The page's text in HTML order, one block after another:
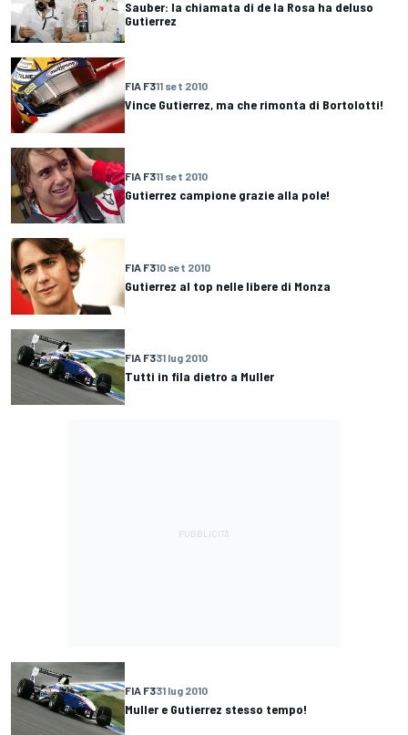
Sauber: la chiamata di de la Rosa ha deluso
Gutierrez
FIA F311 set 2010
Vince Gutierrez, ma che rimonta di Bortolotti!
FIA F311 set 2010
Gutierrez campione grazie alla pole!
FIA F310 set 2010
Gutierrez al top nelle libere di Monza
FIA F331 lug 2010
Tutti in fila dietro a Muller
FIA F331 lug 2010
Muller e Gutierrez stesso tempo!